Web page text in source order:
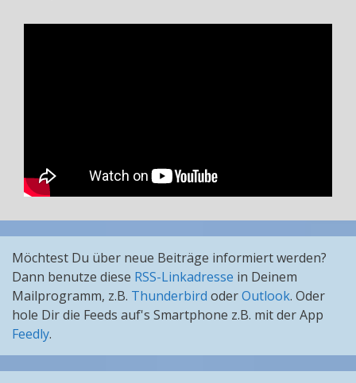
Möchtest Du über neue Beiträge informiert werden?
Dann benutze diese RSS-Linkadresse in Deinem
Mailprogramm, z.B. Thunderbird oderOutlook. Oder
hole Dir die Feeds auf's Smartphone z.B. mit der App
Feedly.